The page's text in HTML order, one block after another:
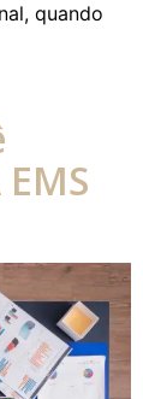
quando